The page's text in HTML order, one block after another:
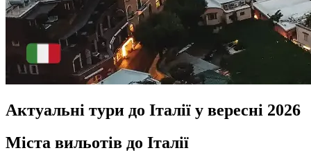
Актуальні тури до Італії у вересні 2026
Міста вильотів до Італії